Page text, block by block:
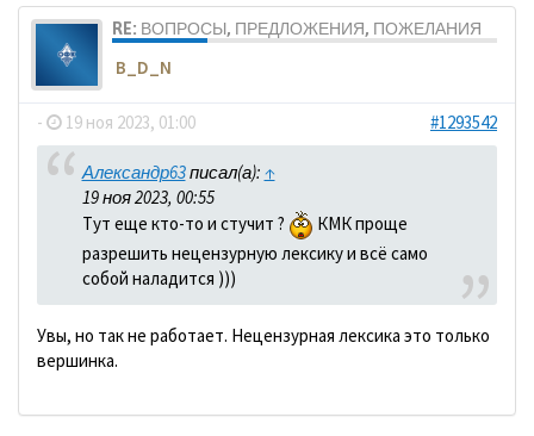
RE: ВОПРОСЫ, ПРЕДЛОЖЕНИЯ, ПОЖЕЛАНИЯ
B_D_N
- 19 ноя 2023, 01:00 #1293542
Александр63писал(а): ↑
19 ноя 2023, 00:55
Тут еще кто-то и стучит ?
КМК проще
разрешить нецензурную лексику и всё само
собой наладится )))
Увы, но так не работает. Нецензурная лексика это только
вершинка.